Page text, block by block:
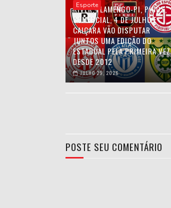
Esporte
RIVER, FLAMENGO-PI, PICOS,
COMERCIAL, 4 DE JULHO E
CAIÇARA VÃO DISPUTAR
JUNTOS UMA EDIÇÃO DO
ESTADUAL PELA PRIMEIRA VEZ
DESDE 2012
JULHO 29, 2026
POSTE SEU COMENTÁRIO